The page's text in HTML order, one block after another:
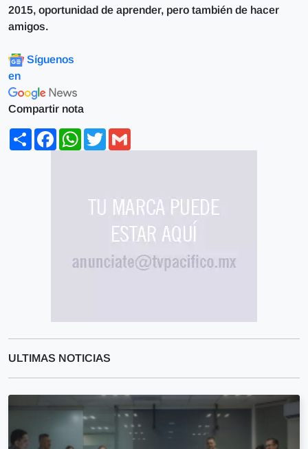
2015, oportunidad de aprender, pero también de hacer
amigos.
Síguenos
en
Compartir nota
ShareFacebookWhatsApp
Twitter
ULTIMAS NOTICIAS